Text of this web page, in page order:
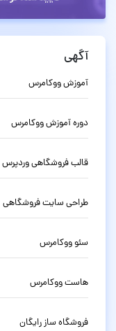
آگهی
آموزش ووکامرس
دوره آموزش ووکامرس
قالب فروشگاهی وردپرس
طراحی سایت فروشگاهی
سئو ووکامرس
هاست ووکامرس
فروشگاه ساز رایگان